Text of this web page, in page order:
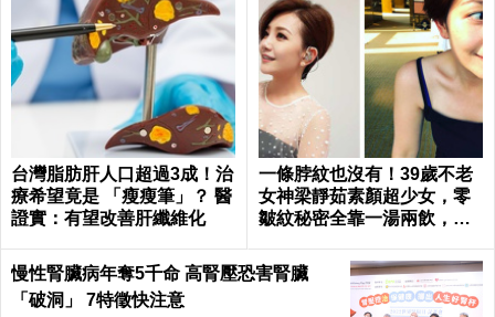
台灣脂肪肝人口超過3成！治
療希望竟是 「瘦瘦筆」？ 醫
證實：有望改善肝纖維化
一條脖紋也沒有！39歲不老
女神梁靜茹素顏超少女，零
皺紋秘密全靠一湯兩飲，熬
日健康 Health
慢性腎臟病年奪5千命 高腎壓恐害腎臟
「破洞」 7特徵快注意